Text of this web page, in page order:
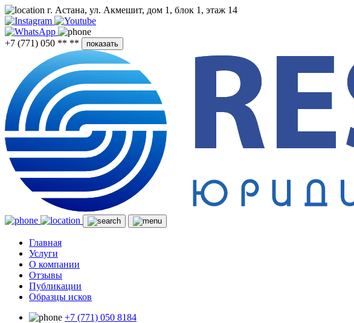
г. Астана, ул. Акмешит, дом 1, блок 1, этаж 14
+7 (771) 050 ** ** показать
Главная
Услуги
О компании
Отзывы
Публикации
Образцы исков
+7 (771) 050 8184